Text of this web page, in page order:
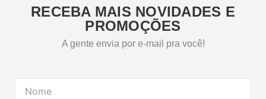
RECEBA MAIS NOVIDADES E
PROMOÇÕES
A gente envia por e-mail pra você!